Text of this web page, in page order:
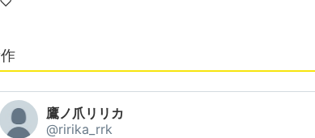
鷹ノ爪リリカ
@ririka_rrk